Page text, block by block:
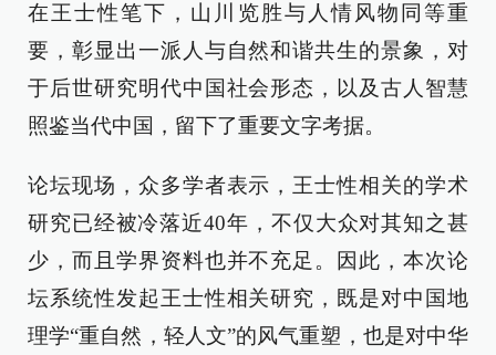
在王士性笔下，山川览胜与人情风物同等重
要，彰显出一派人与自然和谐共生的景象，对
于后世研究明代中国社会形态，以及古人智慧
照鉴当代中国，留下了重要文字考据。
论坛现场，众多学者表示，王士性相关的学术
研究已经被冷落近40年，不仅大众对其知之甚
少，而且学界资料也并不充足。因此，本次论
坛系统性发起王士性相关研究，既是对中国地
理学“重自然，轻人文”的风气重塑，也是对中华